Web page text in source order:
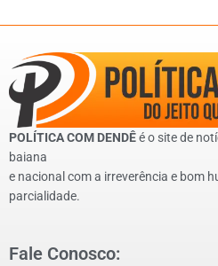
POLÍTICA COM DENDÊé o site de
baiana
e nacional com a irreverência e bom
parcialidade.
Fale Conosco: